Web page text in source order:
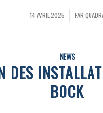
14 AVRIL 2025
/ PAR
NEWS
DES
BOCK